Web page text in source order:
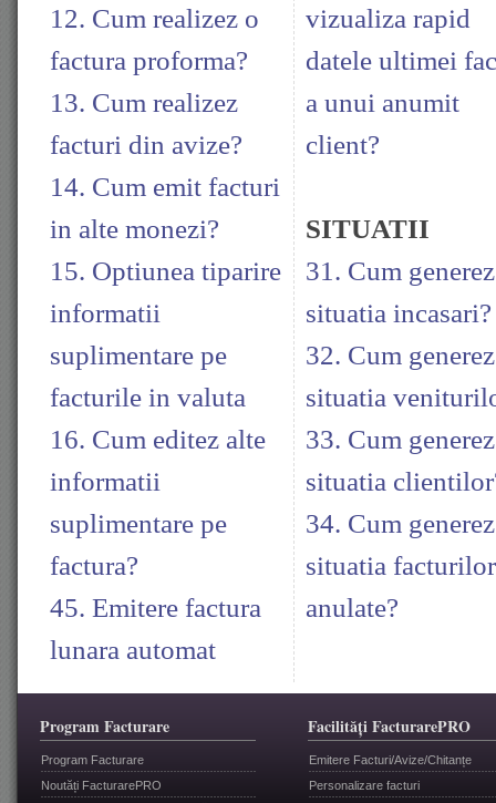
12. Cum realizez o
factura proforma?
13. Cum realizez
facturi din avize?
14. Cum emit facturi
in alte monezi?
15. Optiunea tiparire
informatii
suplimentare pe
facturile in valuta
16. Cum editez alte
informatii
suplimentare pe
factura?
45. Emitere factura
lunara automat
vizualiza rapid
datele ultimei
a unui anumit
client?
SITUATII
31. Cum generez
situatia incasari?
32. Cum generez
situatia
33. Cum generez
situatia
34. Cum generez
situatia facturilor
anulate?
Program Facturare
Program Facturare
Noutăți FacturarePRO
Facilități FacturarePRO
Emitere Facturi/Avize/Chitanțe
Personalizare facturi